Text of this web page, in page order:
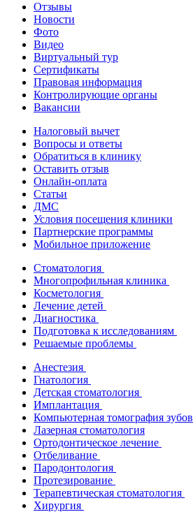
Отзывы
Новости
Фото
Видео
Виртуальный тур
Сертификаты
Правовая информация
Контролирующие органы
Вакансии
Налоговый вычет
Вопросы и ответы
Обратиться в клинику
Оставить отзыв
Онлайн-оплата
Статьи
ДМС
Условия посещения клиники
Партнерские программы
Мобильное приложение
Стоматология
Многопрофильная клиника
Косметология
Лечение детей
Диагностика
Подготовка к исследованиям
Решаемые проблемы
Анестезия
Гнатология
Детская стоматология
Имплантация
Компьютерная томография зубов
Лазерная стоматология
Ортодонтическое лечение
Отбеливание
Пародонтология
Протезирование
Терапевтическая стоматология
Хирургия